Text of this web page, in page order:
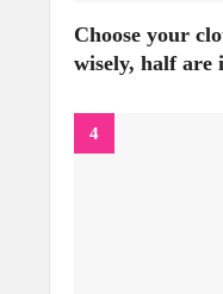
Choose your
wisely, half are